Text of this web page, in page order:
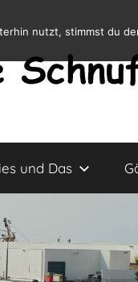
und Das
nutzt, stimmst du